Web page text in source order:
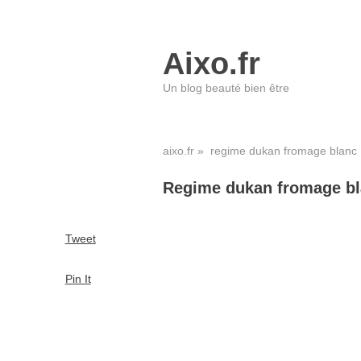
Aixo.fr
Un blog beauté bien être
aixo.fr» regime dukan fromage blanc
Regime dukan fromage
Tweet
Pin It